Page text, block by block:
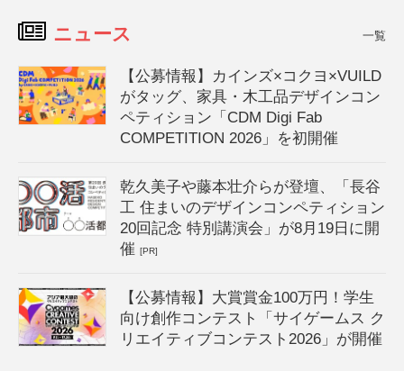
ニュース 一覧
【公募情報】カインズ×コクヨ×VUILD
がタッグ、家具・木工品デザインコン
ペティション「CDM Digi Fab
COMPETITION 2026」を初開催
乾久美子や藤本壮介らが登壇、「長谷
工 住まいのデザインコンペティション
20回記念 特別講演会」が8月19日に開
催[PR]
【公募情報】大賞賞金100万円！学生
向け創作コンテスト「サイゲームス ク
リエイティブコンテスト2026」が開催